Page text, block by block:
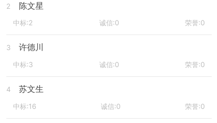
2 陈文星
中标:2 诚信:0 荣誉:0
3 许德川
中标:3 诚信:0 荣誉:0
4 苏文生
中标:16 诚信:0 荣誉:0